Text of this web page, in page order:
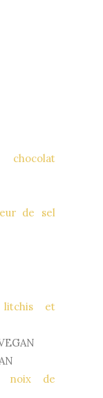
de sel
et
noix de